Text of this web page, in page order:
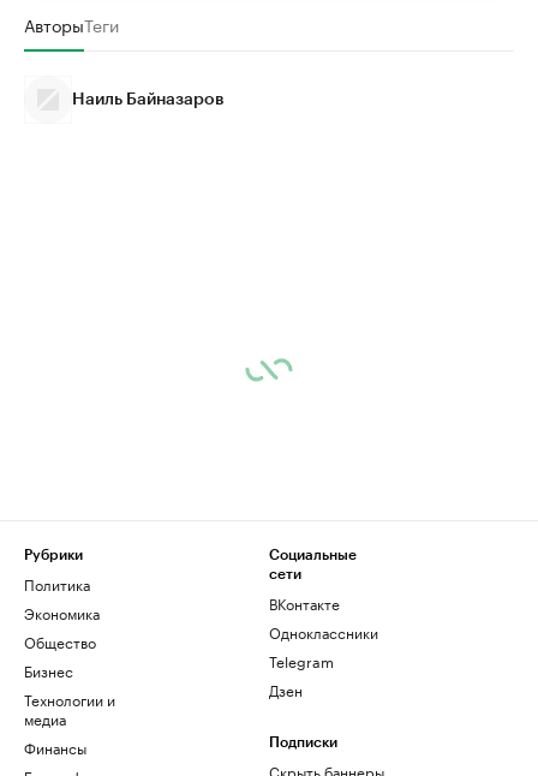
АвторыТеги
Наиль Байназаров
Рубрики
Политика
Экономика
Общество
Бизнес
Технологии и
медиа
Финансы
Социальные
сети
ВКонтакте
Одноклассники
Telegram
Дзен
Подписки
Скрыть баннеры